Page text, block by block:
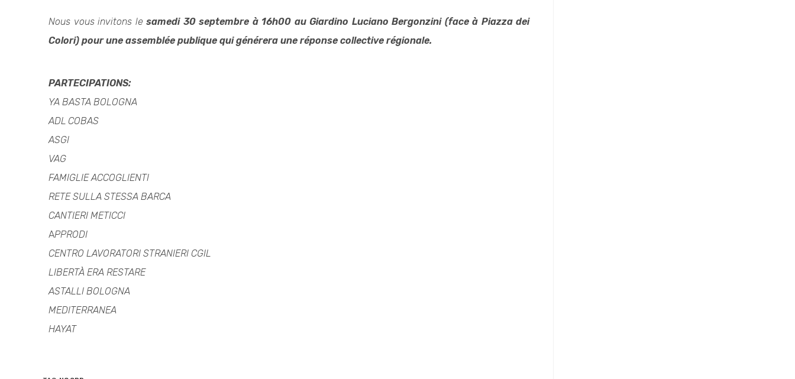
Nous vous invitons le samedi 30 septembre à 16h00 au Giardino Luciano Bergonzini (face à Piazza dei
Colori) pour une assemblée publique qui générera une réponse collective régionale.
PARTECIPATIONS:
YA BASTA BOLOGNA
ADL COBAS
ASGI
VAG
FAMIGLIE ACCOGLIENTI
RETE SULLA STESSA BARCA
CANTIERI METICCI
APPRODI
CENTRO LAVORATORI STRANIERI CGIL
LIBERTÀ ERA RESTARE
ASTALLI BOLOGNA
MEDITERRANEA
HAYAT